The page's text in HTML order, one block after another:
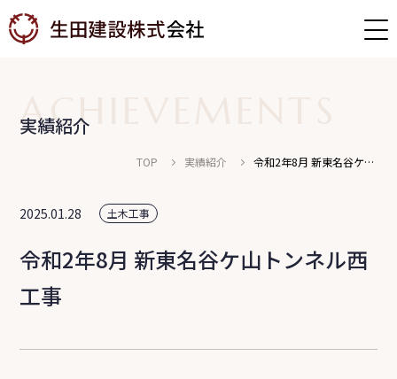
福利厚生・教育体制
社員インタビュー
ACHIEVEMENTS
実績紹介
TOP 実績紹介
令和2年8月 新東名谷ケ山
2025.01.28 土木工事
令和2年8月 新東名谷ケ山トンネル西
工事